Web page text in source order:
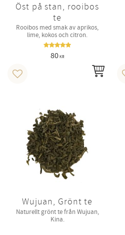
Öst på stan, rooibos
te
Rooibos med smak av aprikos,
lime, kokos och citron.
80KR
Lägg till i favoriter
Wujuan, Grönt te
Naturellt grönt te från Wujuan,
Kina.